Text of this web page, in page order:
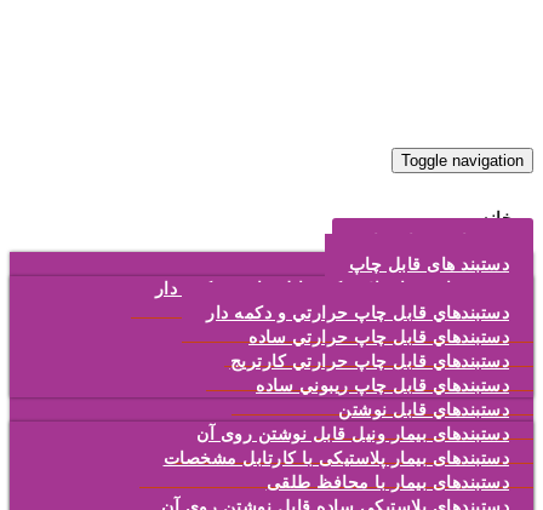
Toggle navigation
خانه
محصولات بیمارستانی
دستبند های قابل چاپ
دستبندهای بیمار پلاستیکی قابل چاپ و دکمه دار
دستبندهاي قابل چاپ حرارتي و دکمه دار
دستبندهاي قابل چاپ حرارتي ساده
دستبندهاي قابل چاپ حرارتي کارتريج
دستبندهاي قابل چاپ ريبوني ساده
دستبندهاي قابل نوشتن
دستبندهای بیمار ونیل قابل نوشتن روی آن
دستبندهای بیمار پلاستیکی با کارتابل مشخصات
دستبندهای بیمار با محافظ طلقی